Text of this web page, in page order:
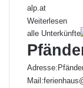
alp.at
Weiterlesen
alle Unterkünfte